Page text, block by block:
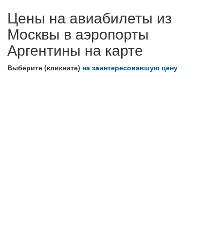
Цены на авиабилеты из
Москвы в аэропорты
Аргентины на карте
Выберите (кликните) на заинтересовавшую цену